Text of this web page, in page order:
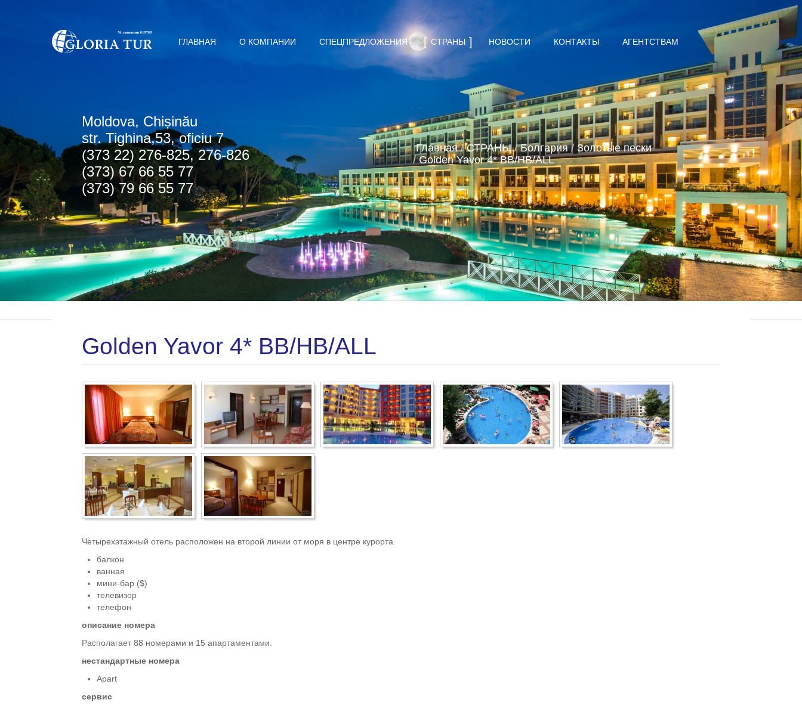
ГЛАВНАЯ О КОМПАНИИ СПЕЦПРЕДЛОЖЕНИЯ СТРАНЫ НОВОСТИ КОНТАКТЫ АГЕНТСТВАМ
Мoldova, Chișinău
str. Tighina,53, oficiu 7
(373 22) 276-825, 276-826
(373) 67 66 55 77
(373) 79 66 55 77
Главная / СТРАНЫ / Болгария / Золотые пески
/ Golden Yavor 4* BB/HB/ALL
Golden Yavor 4* BB/HB/ALL
Четырехэтажный отель расположен на второй линии от моря в центре курорта.
балкон
ванная
мини-бар ($)
телевизор
телефон
описание номера
Располагает 88 номерами и 15 апартаментами.
нестандартные номера
Apart
сервис